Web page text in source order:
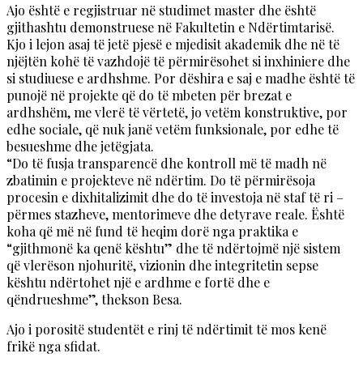
Ajo është e regjistruar në studimet master dhe është
gjithashtu demonstruese në Fakultetin e Ndërtimtarisë.
Kjo i lejon asaj të jetë pjesë e mjedisit akademik dhe në të
njëjtën kohë të vazhdojë të përmirësohet si inxhiniere dhe
si studiuese e ardhshme. Por dëshira e saj e madhe është të
punojë në projekte që do të mbeten për brezat e
ardhshëm, me vlerë të vërtetë, jo vetëm konstruktive, por
edhe sociale, që nuk janë vetëm funksionale, por edhe të
besueshme dhe jetëgjata.
“Do të fusja transparencë dhe kontroll më të madh në
zbatimin e projekteve në ndërtim. Do të përmirësoja
procesin e dixhitalizimit dhe do të investoja në staf të ri –
përmes stazheve, mentorimeve dhe detyrave reale. Është
koha që më në fund të heqim dorë nga praktika e
“gjithmonë ka qenë kështu” dhe të ndërtojmë një sistem
që vlerëson njohuritë, vizionin dhe integritetin sepse
kështu ndërtohet një e ardhme e fortë dhe e
qëndrueshme”, thekson Besa.
Ajo i porositë studentët e rinj të ndërtimit të mos kenë
frikë nga sfidat.